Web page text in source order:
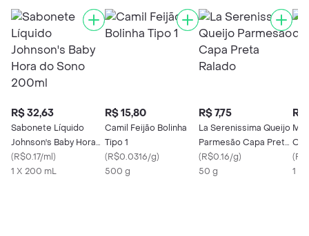
R$ 32,63
Sabonete Líquido
Johnson's Baby Hora
do Sono 200ml
(R$0.17/ml)
1 X 200 mL
R$ 15,80
Camil Feijão Bolinha
Tipo 1
(R$0.0316/g)
500 g
R$ 7,75
La Serenissima Queijo
Parmesão Capa Preta
Ralado
(R$0.16/g)
50 g
R$
(
1 X